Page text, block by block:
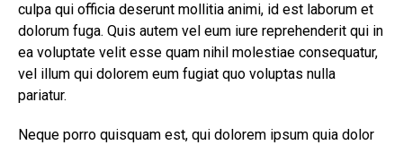
culpa qui officia deserunt mollitia animi, id est laborum et
dolorum fuga. Quis autem vel eum iure reprehenderit qui in
ea voluptate velit esse quam nihil molestiae consequatur,
vel illum qui dolorem eum fugiat quo voluptas nulla
pariatur.
Neque porro quisquam est, qui dolorem ipsum quia dolor